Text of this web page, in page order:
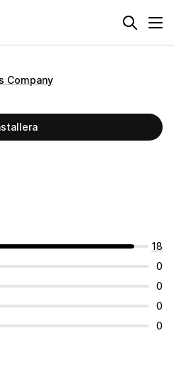
Company
18
0
0
0
0